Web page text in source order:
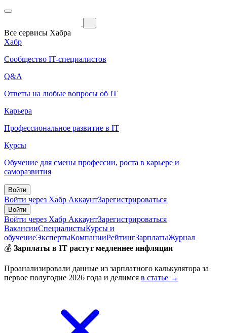
Все сервисы Хабра
Хабр
Сообщество IT-специалистов
Q&A
Ответы на любые вопросы об IT
Карьера
Профессиональное развитие в IT
Курсы
Обучение для смены профессии, роста в карьере и
саморазвития
Войти
Войти через Хабр АккаунтЗарегистрироваться
Войти
Войти через Хабр АккаунтЗарегистрироваться
ВакансииСпециалистыКурсы и
обучениеЭкспертыКомпанииРейтингЗарплатыЖурнал
💰 Зарплаты в IT растут медленнее инфляции
Проанализировали данные из зарплатного калькулятора за
первое полугодие 2026 года и делимся в статье →